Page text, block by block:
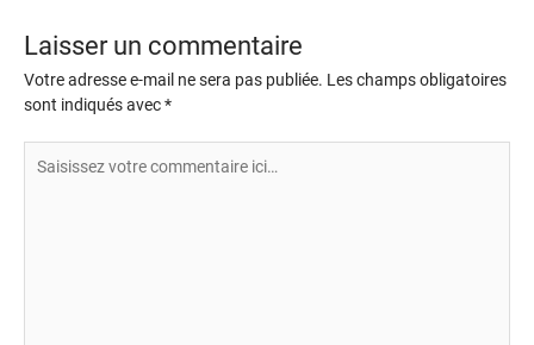
Laisser un commentaire
Votre adresse e-mail ne sera pas publiée. Les champs obligatoires
sont indiqués avec*
votre